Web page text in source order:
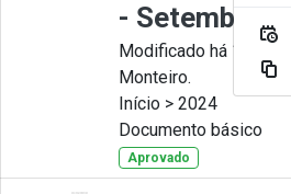
- Setembro
Modificado há 11
Monteiro.
Início > 2024
Documento básico
Aprovado